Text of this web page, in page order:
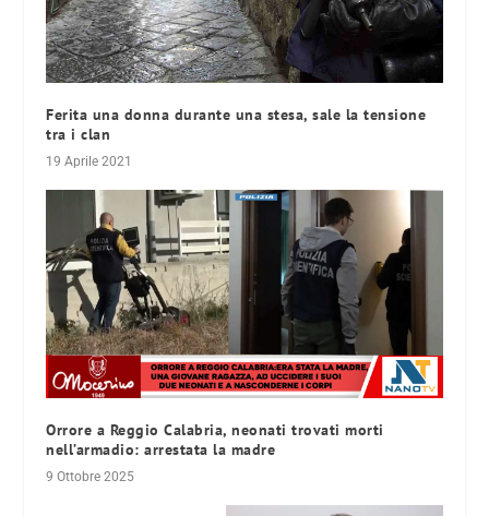
Ferita una donna durante una stesa, sale la tensione
tra i clan
19 Aprile 2021
Orrore a Reggio Calabria, neonati trovati morti
nell’armadio: arrestata la madre
9 Ottobre 2025